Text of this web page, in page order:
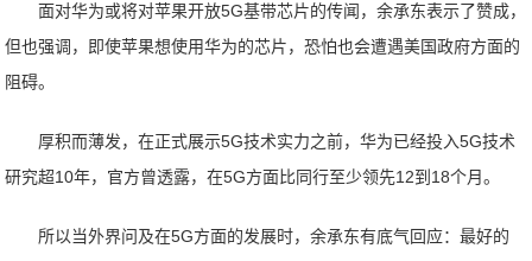
面对华为或将对苹果开放5G基带芯片的传闻，余承东表示了赞成，
但也强调，即使苹果想使用华为的芯片，恐怕也会遭遇美国政府方面的
阻碍。
厚积而薄发，在正式展示5G技术实力之前，华为已经投入5G技术
研究超10年，官方曾透露，在5G方面比同行至少领先12到18个月。
所以当外界问及在5G方面的发展时，余承东有底气回应：最好的